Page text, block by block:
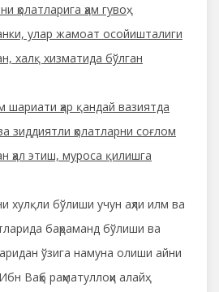
ҳолатларига ҳам гувоҳ
улар жамоат осойишталиги
халқ хизматида бўлган
ҳар қандай вазиятда
зиддиятли ҳолатларни соғлом
ҳал этиш, муроса қилишга
хулқли бўлиши учун аҳли илм ва
баҳраманд бўлиши ва
ўзига намуна олиши айни
Ваҳб раҳматуллоҳи алайҳ